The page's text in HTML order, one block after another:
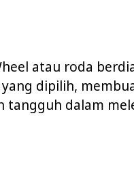
atau roda
dipilih,
tangguh dalam